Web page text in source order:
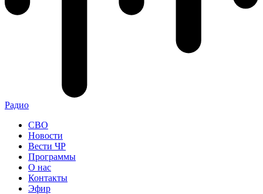
Радио
СВО
Новости
Вести ЧР
Программы
О нас
Контакты
Эфир